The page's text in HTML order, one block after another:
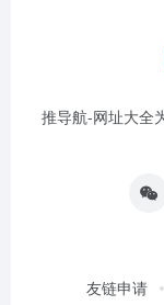
推导航-网址大全
友链申请